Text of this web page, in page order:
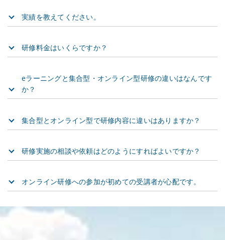
実績を教えてください。
研修料金はいくらですか？
eラーニングと集合型・オンライン型研修の違いはなんです
か？
集合型とオンライン型で研修内容に違いはありますか？
研修実施の相談や依頼はどのようにすればよいですか？
オンライン研修への参加が初めての受講者が心配です。